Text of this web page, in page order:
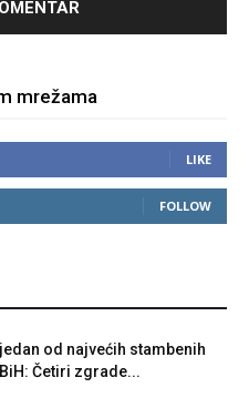
mrežama
LIKE
FOLLOW
od najvećih stambenih
Četiri zgrade...